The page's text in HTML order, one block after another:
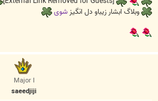
وبلاگ ابشار زیباو دل انگیز شوی
Major I
saeedjiji